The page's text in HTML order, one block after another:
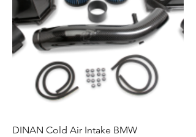
DINAN Cold Air Intake BMW